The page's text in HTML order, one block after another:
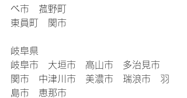
べ市　菰野町
東員町　関市
岐阜県
岐阜市　大垣市　高山市　多治見市
関市　中津川市　美濃市　瑞浪市　羽
島市　恵那市